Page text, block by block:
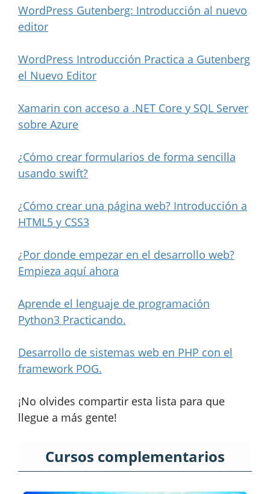
WordPress Gutenberg: Introducción al nuevo
editor
WordPress Introducción Practica a Gutenberg
el Nuevo Editor
Xamarin con acceso a .NET Core y SQL Server
sobre Azure
¿Cómo crear formularios de forma sencilla
usando swift?
¿Cómo crear una página web? Introducción a
HTML5 y CSS3
¿Por donde empezar en el desarrollo web?
Empieza aquí ahora
Aprende el lenguaje de programación
Python3 Practicando.
Desarrollo de sistemas web en PHP con el
framework POG.
¡No olvides compartir esta lista para que
llegue a más gente!
Cursos complementarios